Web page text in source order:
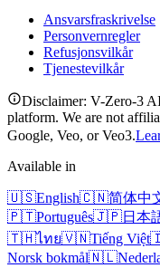
Ansvarsfraskrivelse
Personvernregler
Refusjonsvilkår
Tjenestevilkår
Disclaimer: V-Zero-3
platform. We are not
Google, Veo, or Veo3.
Available in
🇺🇸English🇨🇳简体中
🇵🇹Português🇯🇵日本
🇹🇭ไทย🇻🇳Tiếng Việt
Norsk bokmål🇳🇱